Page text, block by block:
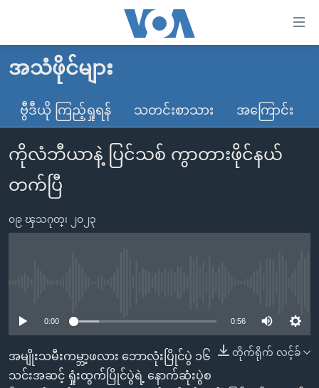
လွယ်ကူ
သည့်
Link
များ
ပင်မ
သို့
စာမျက်နှာ
သို့
မူလစာမျက်နှာ
မြန်မာ
ကမ္ဘာ့သတင်းများ
နိုင်ငံတကာ
အမေရိကန်
အစ္စရေး-ပါလက်စတိုင်း
ဗွီဒီယို
သတင်းလွတ်လပ်ခွင့်
ရပ်ဝန်းတခု လမ်းတခု အလွန်
အင်္ဂလိပ်စာလေ့လာမယ်
ဗွီအိုအေ လူမှုကွန်ယက်များ
အသံဖိုင်များ
ဗွီဒီယို ကြည့်ရှုရန် သတင်းစာသား အကြောင်း
ကိုလံဘီယာနဲ့ ပြင်သစ် ကွာတားဖိုင်နယ်
တက်ပြီ
၀၉ ၾသဂုတ္၊ ၂၀၂၃
0:00 0:56
တိုက်ရိုက် လင့်ခ်
အမျိုးသမီးကမ္ဘာ့ဖလား ဘောလုံးပြိုင်ပွဲ ၁၆
သင်းအဆင့် ရှုံးထွက်ပြိုင်ပွဲရဲ့ နောက်ဆုံးပွဲစ